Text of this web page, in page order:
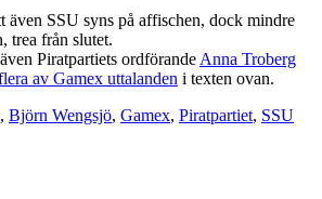
även SSU syns på affischen, dock mindre
trea från slutet.
Piratpartiets ordförande Anna Troberg
av Gamex uttalanden i texten ovan.
, Björn Wengsjö, Gamex, Piratpartiet, SSU